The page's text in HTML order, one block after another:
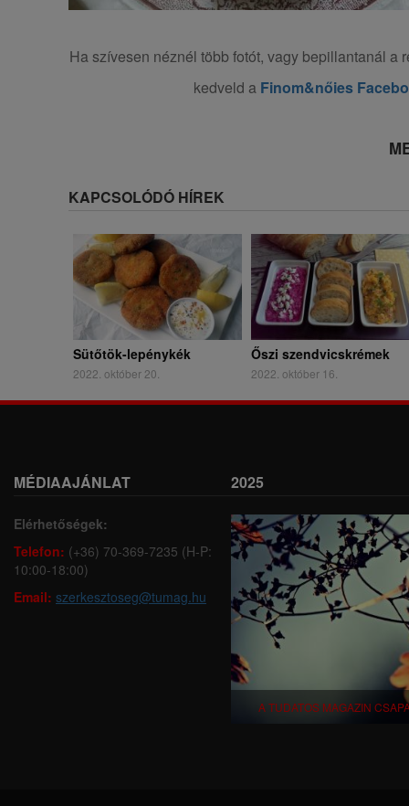
Ha szívesen néznél több fotót, vagy bepillantanál a
kedveld a Finom&nőies
KAPCSOLÓDÓ HÍREK
Sütőtök-lepénykék
2022. október 20.
Őszi szendvicskrémek
2022. október 16.
MÉDIAAJÁNLAT
Elérhetőségek:
Telefon: (+36) 70-369-7235 (H-P:
10:00-18:00)
Email: szerkesztoseg@tumag.hu
2025
A TUDATOS MAGAZIN